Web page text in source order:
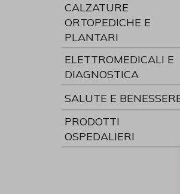
CALZATURE
ORTOPEDICHE E
PLANTARI
ELETTROMEDICALI E
DIAGNOSTICA
SALUTE E
PRODOTTI
OSPEDALIERI